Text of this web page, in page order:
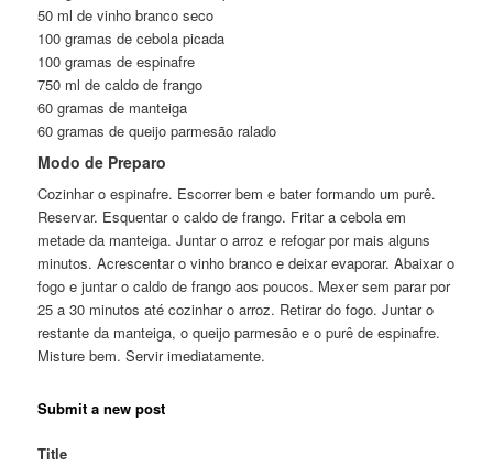
50 ml de vinho branco seco
100 gramas de cebola picada
100 gramas de espinafre
750 ml de caldo de frango
60 gramas de manteiga
60 gramas de queijo parmesão ralado
Modo de Preparo
Cozinhar o espinafre. Escorrer bem e bater formando um purê.
Reservar. Esquentar o caldo de frango. Fritar a cebola em
metade da manteiga. Juntar o arroz e refogar por mais alguns
minutos. Acrescentar o vinho branco e deixar evaporar. Abaixar o
fogo e juntar o caldo de frango aos poucos. Mexer sem parar por
25 a 30 minutos até cozinhar o arroz. Retirar do fogo. Juntar o
restante da manteiga, o queijo parmesão e o purê de espinafre.
Misture bem. Servir imediatamente.
Submit a new post
Title